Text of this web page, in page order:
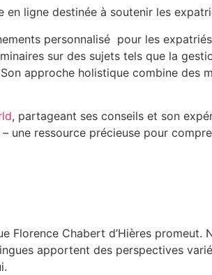
en ligne destinée à soutenir les
personnalisé pour les
sur des sujets tels que la
approche holistique combine
, partageant ses conseils et son
une ressource précieuse pour
Florence Chabert d’Hières
apportent des perspectives